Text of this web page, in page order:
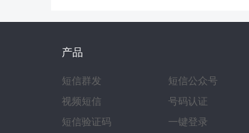
产品
短信群发
视频短信
短信验证码
短信公众号
号码认证
一键登录